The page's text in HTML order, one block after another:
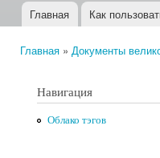
Главное меню
Главная Как
Главная » Документы
Навигация
Облако тэгов